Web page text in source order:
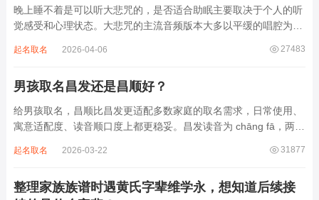
晚上睡不着是可以听大悲咒的，是否适合助眠主要取决于个人的听
觉感受和心理状态。大悲咒的主流音频版本大多以平缓的唱腔为
急促的鼓点，这类音频本身具备静心的基础特质。睡前思绪繁杂、
27483
起名取名 2026-04-06
男孩取名昌发还是昌顺好？
给男孩取名，昌顺比昌发更适配多数家庭的取名需求，日常使用、
寓意适配度、读音顺口度上都更稳妥。昌发读音为 chāng fā，两个
离叫名字时辨识度不高。昌字本义为兴盛、繁茂，发字核心指向发
31877
起名取名 2026-03-22
整理家族族谱时遇黄氏字辈维学永，想知道后续接